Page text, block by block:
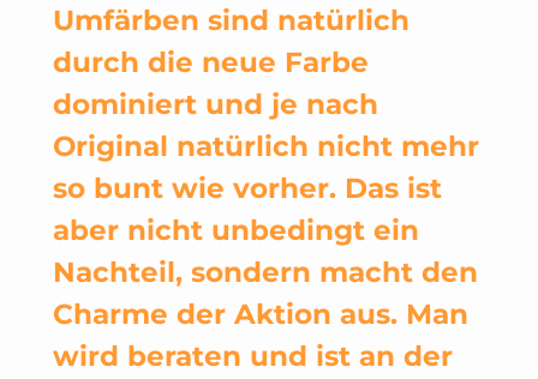
Umfärben sind natürlich
durch die neue Farbe
dominiert und je nach
Original natürlich nicht mehr
so bunt wie vorher. Das ist
aber nicht unbedingt ein
Nachteil, sondern macht den
Charme der Aktion aus. Man
wird beraten und ist an der